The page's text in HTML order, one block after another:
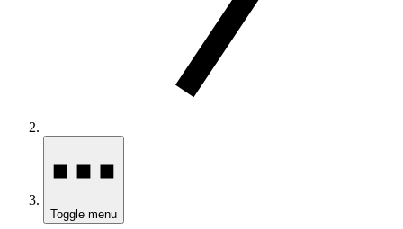
Toggle menu